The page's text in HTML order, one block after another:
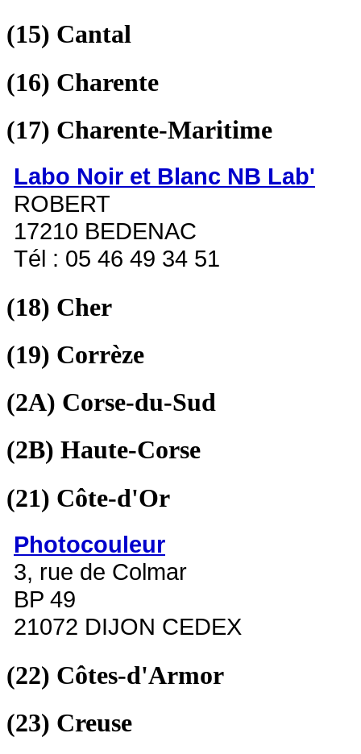
(15) Cantal
(16) Charente
(17) Charente-Maritime
Labo Noir et Blanc NB Lab'
ROBERT
17210 BEDENAC
Tél : 05 46 49 34 51
(18) Cher
(19) Corrèze
(2A) Corse-du-Sud
(2B) Haute-Corse
(21) Côte-d'Or
Photocouleur
3, rue de Colmar
BP 49
21072 DIJON CEDEX
(22) Côtes-d'Armor
(23) Creuse